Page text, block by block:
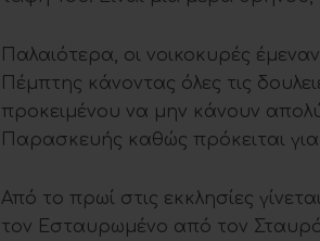
Παλαιότερα, οι νοικοκυρές
Πέμπτης κάνοντας όλες τις
προκειμένου να μην κάνουν
Παρασκευής καθώς πρόκειται
Από το πρωί στις εκκλησίες
τον Εσταυρωμένο από τον Σταυρό